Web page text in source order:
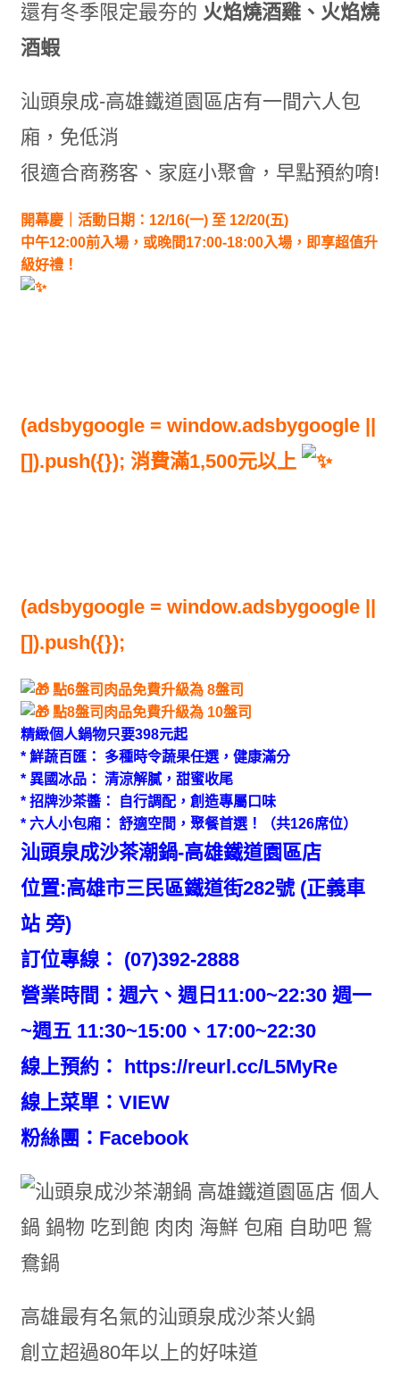
還有冬季限定最夯的 火焰燒酒雞、火焰燒
酒蝦
汕頭泉成-高雄鐵道園區店有一間六人包
廂，免低消
很適合商務客、家庭小聚會，早點預約唷!
開幕慶｜活動日期：12/16(一) 至 12/20(五)
中午12:00前入場，或晚間17:00-18:00入場，即享超值升
級好禮！
(adsbygoogle = window.adsbygoogle ||
[]).push({}); 消費滿1,500元以上
(adsbygoogle = window.adsbygoogle ||
[]).push({});
點6盤司肉品免費升級為 8盤司
點8盤司肉品免費升級為 10盤司
精緻個人鍋物只要398元起
* 鮮蔬百匯： 多種時令蔬果任選，健康滿分
* 異國冰品： 清涼解膩，甜蜜收尾
* 招牌沙茶醬： 自行調配，創造專屬口味
* 六人小包廂： 舒適空間，聚餐首選！（共126席位）
汕頭泉成沙茶潮鍋-高雄鐵道園區店
位置:高雄市三民區鐵道街282號 (正義車
站 旁)
訂位專線： (07)392-2888
營業時間：週六、週日11:00~22:30 週一
~週五 11:30~15:00、17:00~22:30
線上預約： https://reurl.cc/L5MyRe
線上菜單： VIEW
粉絲團： Facebook
高雄最有名氣的汕頭泉成沙茶火鍋
創立超過80年以上的好味道